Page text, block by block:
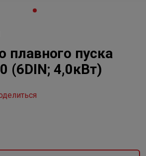
плавного пуска
(6DIN; 4,0кВт)